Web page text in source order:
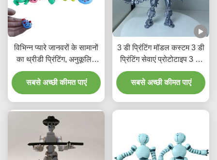
विभिन्न प्यारे जानवरों के सामानों
का थ्रीडी प्रिंटिंग, अनुकूलित
प्रिंटिंग सेवाएं प्रदान करना
सबसे अच्छी कीमत पाएं
3 डी प्रिंटिंग मॉडल कस्टम 3 डी
प्रिंटिंग सेवाएं प्रोटोटाइप 3 डी
प्रिंटिंग मॉडल
सबसे अच्छी कीमत पाएं